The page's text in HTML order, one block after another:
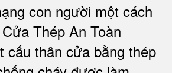
con người một cách
Cửa Thép An Toàn
cấu thân cửa bằng thép